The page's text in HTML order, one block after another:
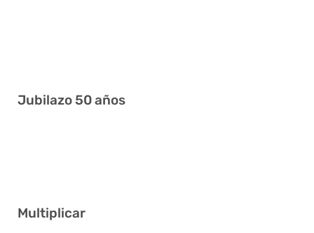
Jubilazo 50 años
Multiplicar